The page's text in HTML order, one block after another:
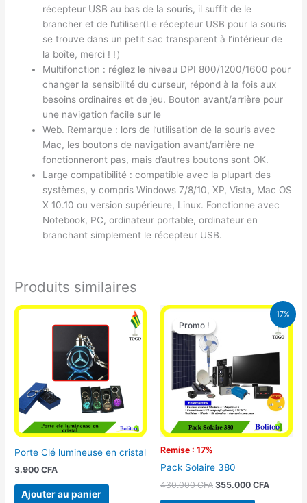
récepteur USB au bas de la souris, il suffit de le
brancher et de l’utiliser(Le récepteur USB pour la souris
se trouve dans un petit sac transparent à l’intérieur de
la boîte, merci ! !）
Multifonction : réglez le niveau DPI 800/1200/1600 pour
changer la sensibilité du curseur, répond à la fois aux
besoins ordinaires et de jeu. Bouton avant/arrière pour
une navigation facile sur le
Web. Remarque : lors de l’utilisation de la souris avec
Mac, les boutons de navigation avant/arrière ne
fonctionneront pas, mais d’autres boutons sont OK.
Large compatibilité : compatible avec la plupart des
systèmes, y compris Windows 7/8/10, XP, Vista, Mac OS
X 10.10 ou version supérieure, Linux. Fonctionne avec
Notebook, PC, ordinateur portable, ordinateur en
branchant simplement le récepteur USB.
Produits similaires
Porte Clé lumineuse en cristal
3.900CFA
Ajouter au panier
17%
Promo !
Remise : 17%
Promo !
Pack Solaire 380
430.000CFA
Le
initial
était :
430.000 CFA.
355.000 CFA
Le
prix
actuel
355.000